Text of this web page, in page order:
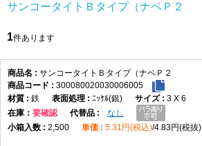
サンコータイトＢタイプ（ナベＰ２
1件あります
サンコータイトＢタイプ（ナベＰ２
300080020030006005
鉄
ﾆｯｹﾙ(銀)
3 X 6
在庫
要確認
なし
2,500
5.31円(税込) 4.83円(税抜)